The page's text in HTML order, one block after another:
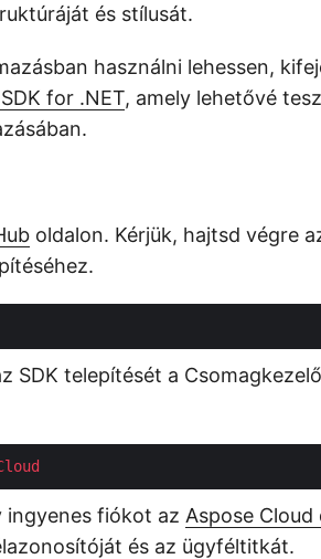
és stílusát.
használni lehessen,
for .NET, amely lehetővé
oldalon. Kérjük, hajtsd végre
SDK telepítését a
ingyenes fiókot az Aspose Cloud
és az ügyféltitkát.